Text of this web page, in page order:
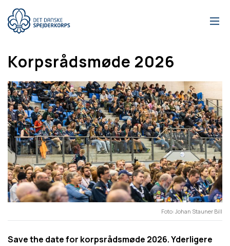
hovedindhold
Korpsrådsmøde 2026
Foto Johan Stauner Bill
Save the date for korpsrådsmøde 2026. Yderligere